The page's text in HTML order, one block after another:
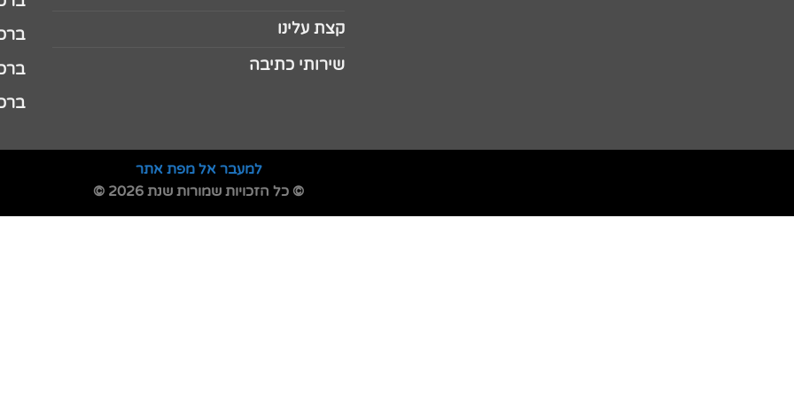
קצת עלינו
שירותי כתיבה
ברכה
ברכה
למעבר אל מפת אתר
© כל הזכויות שמורות שנת 2026 ©